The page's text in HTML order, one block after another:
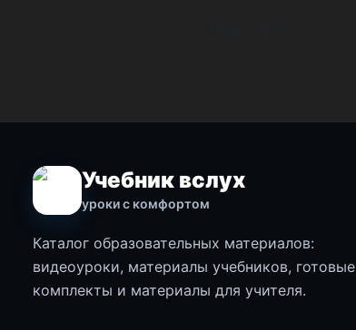
Учебник вслух
уроки с комфортом
Каталог образовательных материалов:
видеоуроки, материалы учебников, готовые
комплекты и материалы для учителя.